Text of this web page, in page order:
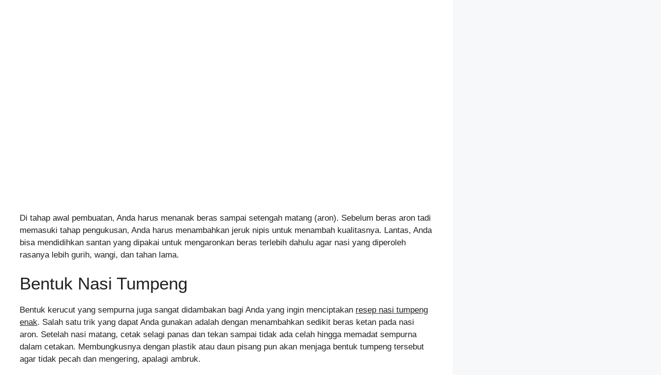
Di tahap awal pembuatan, Anda harus menanak beras sampai setengah matang (aron). Sebelum beras aron tadi
memasuki tahap pengukusan, Anda harus menambahkan jeruk nipis untuk menambah kualitasnya. Lantas, Anda
bisa mendidihkan santan yang dipakai untuk mengaronkan beras terlebih dahulu agar nasi yang diperoleh
rasanya lebih gurih, wangi, dan tahan lama.
Bentuk Nasi Tumpeng
Bentuk kerucut yang sempurna juga sangat didambakan bagi Anda yang ingin menciptakan resep nasi tumpeng
enak. Salah satu trik yang dapat Anda gunakan adalah dengan menambahkan sedikit beras ketan pada nasi
aron. Setelah nasi matang, cetak selagi panas dan tekan sampai tidak ada celah hingga memadat sempurna
dalam cetakan. Membungkusnya dengan plastik atau daun pisang pun akan menjaga bentuk tumpeng tersebut
agar tidak pecah dan mengering, apalagi ambruk.
←